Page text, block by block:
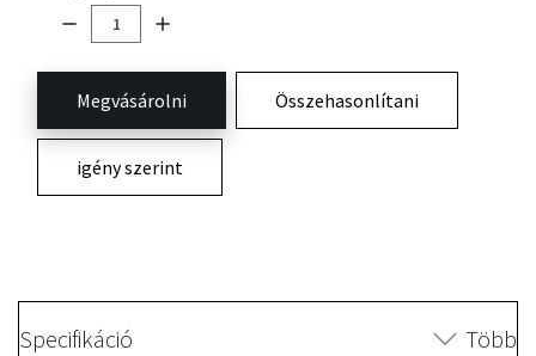
Megvásárolni Összehasonlítani
igény szerint
Specifikáció Több